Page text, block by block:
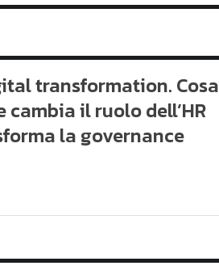
transformation. Cosa
il ruolo dell’HR
la governance